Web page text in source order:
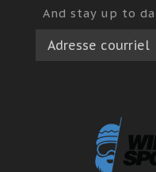
And stay up to